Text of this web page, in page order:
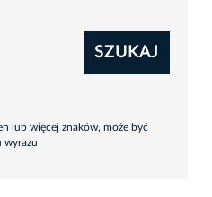
SZUKAJ
lub więcej znaków, może być
wyrazu